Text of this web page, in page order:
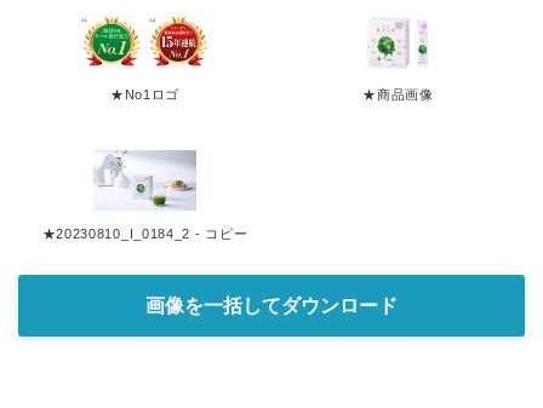
★No1ロゴ ★商品画像
★20230810_I_0184_2 - コピー
画像を一括してダウンロード